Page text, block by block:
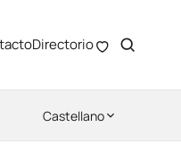
Directorio
Castellano